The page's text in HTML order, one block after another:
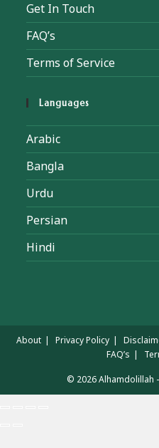
Get In Touch
FAQ’s
Terms of Service
Languages
Arabic
Bangla
Urdu
Persian
Hindi
About Privacy Policy
FAQ’s
© 2026 Alhamdolillah